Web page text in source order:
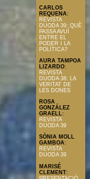
CARLOS
REQUENA:
REVISTA
DUODA 39: QUÈ
PASSA AVUÍ
ENTRE EL
PODER I LA
POLÍTICA?
AURA TAMPOA
LIZARDO:
REVISTA
DUODA 38: LA
VERITAT DE
LES DONES
ROSA
GONZÁLEZ
GRAELL:
REVISTA
DUODA 39
SÒNIA MOLL
GAMBOA:
REVISTA
DUODA 39
MARISÉ
CLEMENT: